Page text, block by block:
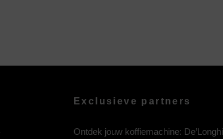
Exclusieve partners
Ontdek jouw koffiemachine: De’Longhi